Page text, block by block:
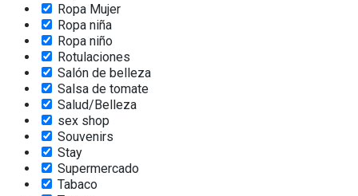
Ropa Mujer
Ropa niña
Ropa niño
Rotulaciones
Salón de belleza
Salsa de tomate
Salud/Belleza
sex shop
Souvenirs
Stay
Supermercado
Tabaco